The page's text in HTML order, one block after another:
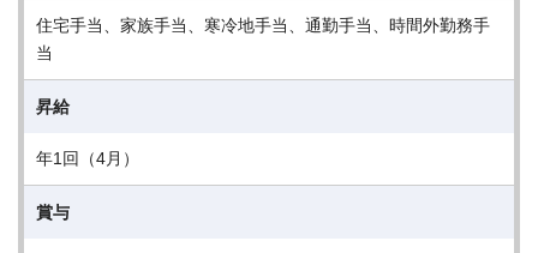
住宅手当、家族手当、寒冷地手当、通勤手当、時間外勤務手
当
昇給
年1回（4月）
賞与